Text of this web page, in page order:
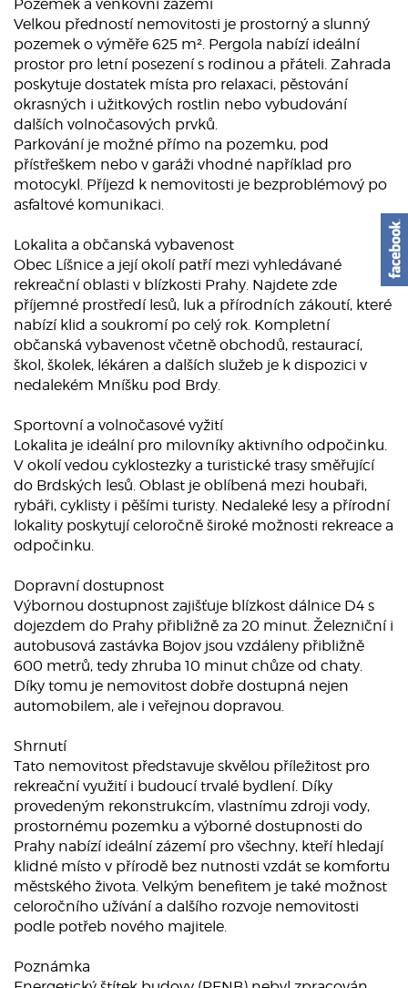
Pozemek a venkovní zázemí
Velkou předností nemovitosti je prostorný a slunný
pozemek o výměře 625 m². Pergola nabízí ideální
prostor pro letní posezení s rodinou a přáteli. Zahrada
poskytuje dostatek místa pro relaxaci, pěstování
okrasných i užitkových rostlin nebo vybudování
dalších volnočasových prvků.
Parkování je možné přímo na pozemku, pod
přístřeškem nebo v garáži vhodné například pro
motocykl. Příjezd k nemovitosti je bezproblémový po
asfaltové komunikaci.
Lokalita a občanská vybavenost
Obec Líšnice a její okolí patří mezi vyhledávané
rekreační oblasti v blízkosti Prahy. Najdete zde
příjemné prostředí lesů, luk a přírodních zákoutí, které
nabízí klid a soukromí po celý rok. Kompletní
občanská vybavenost včetně obchodů, restaurací,
škol, školek, lékáren a dalších služeb je k dispozici v
nedalekém Mníšku pod Brdy.
Sportovní a volnočasové vyžití
Lokalita je ideální pro milovníky aktivního odpočinku.
V okolí vedou cyklostezky a turistické trasy směřující
do Brdských lesů. Oblast je oblíbená mezi houbaři,
rybáři, cyklisty i pěšími turisty. Nedaleké lesy a přírodní
lokality poskytují celoročně široké možnosti rekreace a
odpočinku.
Dopravní dostupnost
Výbornou dostupnost zajišťuje blízkost dálnice D4 s
dojezdem do Prahy přibližně za 20 minut. Železniční i
autobusová zastávka Bojov jsou vzdáleny přibližně
600 metrů, tedy zhruba 10 minut chůze od chaty.
Díky tomu je nemovitost dobře dostupná nejen
automobilem, ale i veřejnou dopravou.
Shrnutí
Tato nemovitost představuje skvělou příležitost pro
rekreační využití i budoucí trvalé bydlení. Díky
provedeným rekonstrukcím, vlastnímu zdroji vody,
prostornému pozemku a výborné dostupnosti do
Prahy nabízí ideální zázemí pro všechny, kteří hledají
klidné místo v přírodě bez nutnosti vzdát se komfortu
městského života. Velkým benefitem je také možnost
celoročního užívání a dalšího rozvoje nemovitosti
podle potřeb nového majitele.
Poznámka